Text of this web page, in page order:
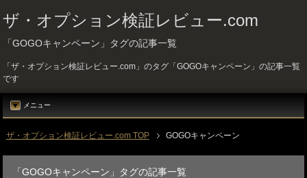
ザ・オプション検証レビュー.com
「GOGOキャンペーン」タグの記事一覧
「ザ・オプション検証レビュー.com」のタグ「GOGOキャンペーン」の記事一覧
です
メニュー
ザ・オプション検証レビュー.com TOP GOGOキャンペーン
「GOGOキャンペーン」タグの記事一覧